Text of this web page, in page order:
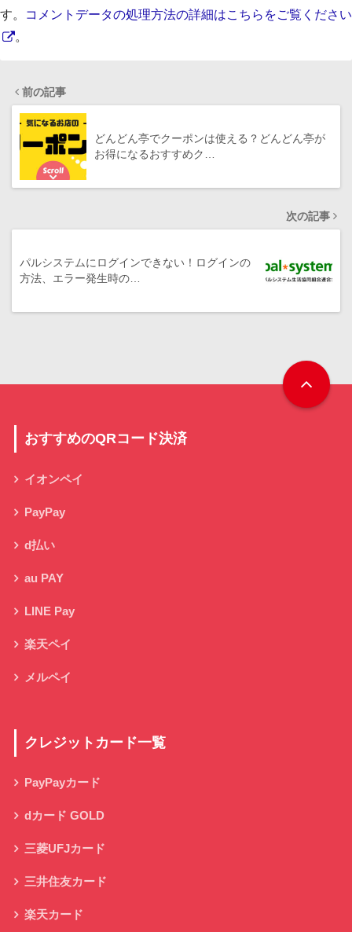
す。
コメントデータの処理方法の詳細はこちらをご覧ください
。
前の記事
どんどん亭でクーポンは使える？どんどん亭が
お得になるおすすめク…
次の記事
パルシステムにログインできない！ログインの
方法、エラー発生時の…
おすすめのQRコード決済
イオンペイ
PayPay
d払い
au PAY
LINE Pay
楽天ペイ
メルペイ
クレジットカード一覧
PayPayカード
dカード GOLD
三菱UFJカード
三井住友カード
楽天カード